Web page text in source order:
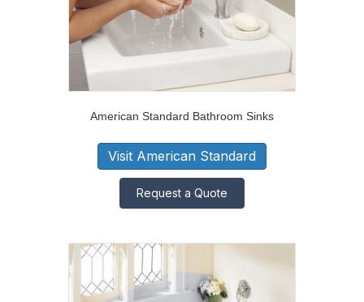
American Standard Bathroom Sinks
Visit American Standard
Request a Quote